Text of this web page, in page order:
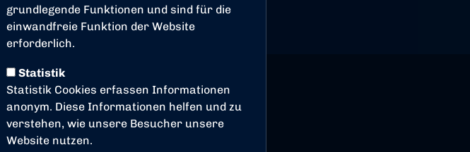
grundlegende Funktionen und sind für die
einwandfreie Funktion der Website
erforderlich.
Statistik
Statistik Cookies erfassen Informationen
anonym. Diese Informationen helfen und zu
verstehen, wie unsere Besucher unsere
Website nutzen.